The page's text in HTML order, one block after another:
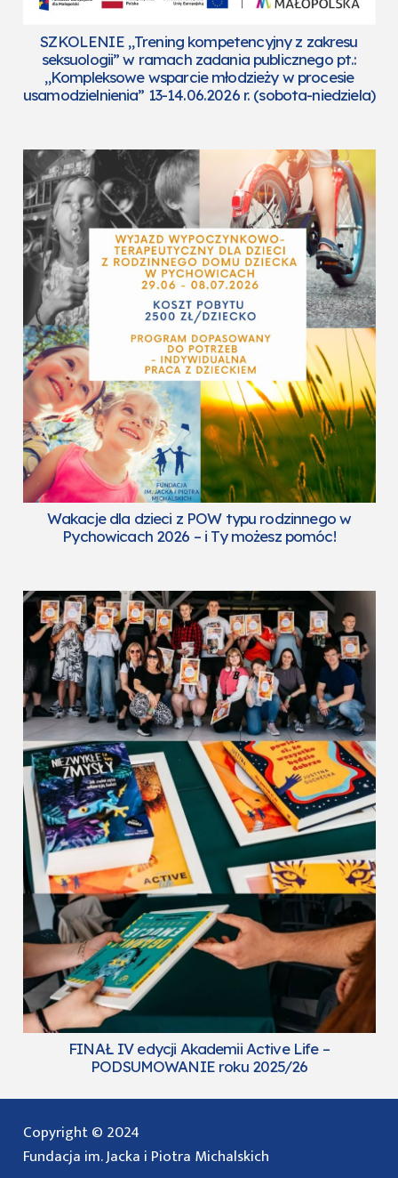
SZKOLENIE „Trening kompetencyjny z zakresu
seksuologii” w ramach zadania publicznego pt.:
„Kompleksowe wsparcie młodzieży w procesie
usamodzielnienia” 13-14.06.2026 r. (sobota-niedziela)
Wakacje dla dzieci z POW typu rodzinnego w
Pychowicach 2026 – i Ty możesz pomóc!
FINAŁ IV edycji Akademii Active Life –
PODSUMOWANIE roku 2025/26
Copyright © 2024
Fundacja im. Jacka i Piotra Michalskich